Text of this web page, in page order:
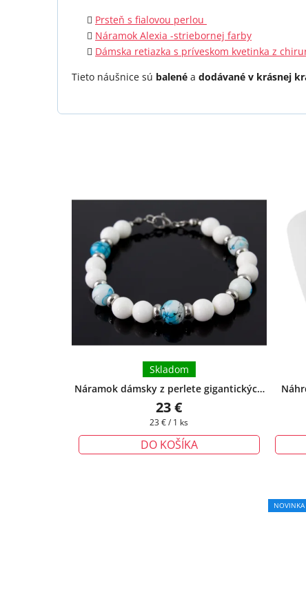
Prsteň s fialovou perlou
Náramok Alexia -striebornej farby
Dámska retiazka s príveskom kvetinka z
Tieto náušnice sú balené a dodávané v krásnej
Náramok dámsky z perlete gigantických
mušlí - modro-biely+ darčeková krabička
zadarmo
Skladom
23 €
Jednotková
cena:
23 € / 1 ks
DO KOŠÍKA
NOVINKA